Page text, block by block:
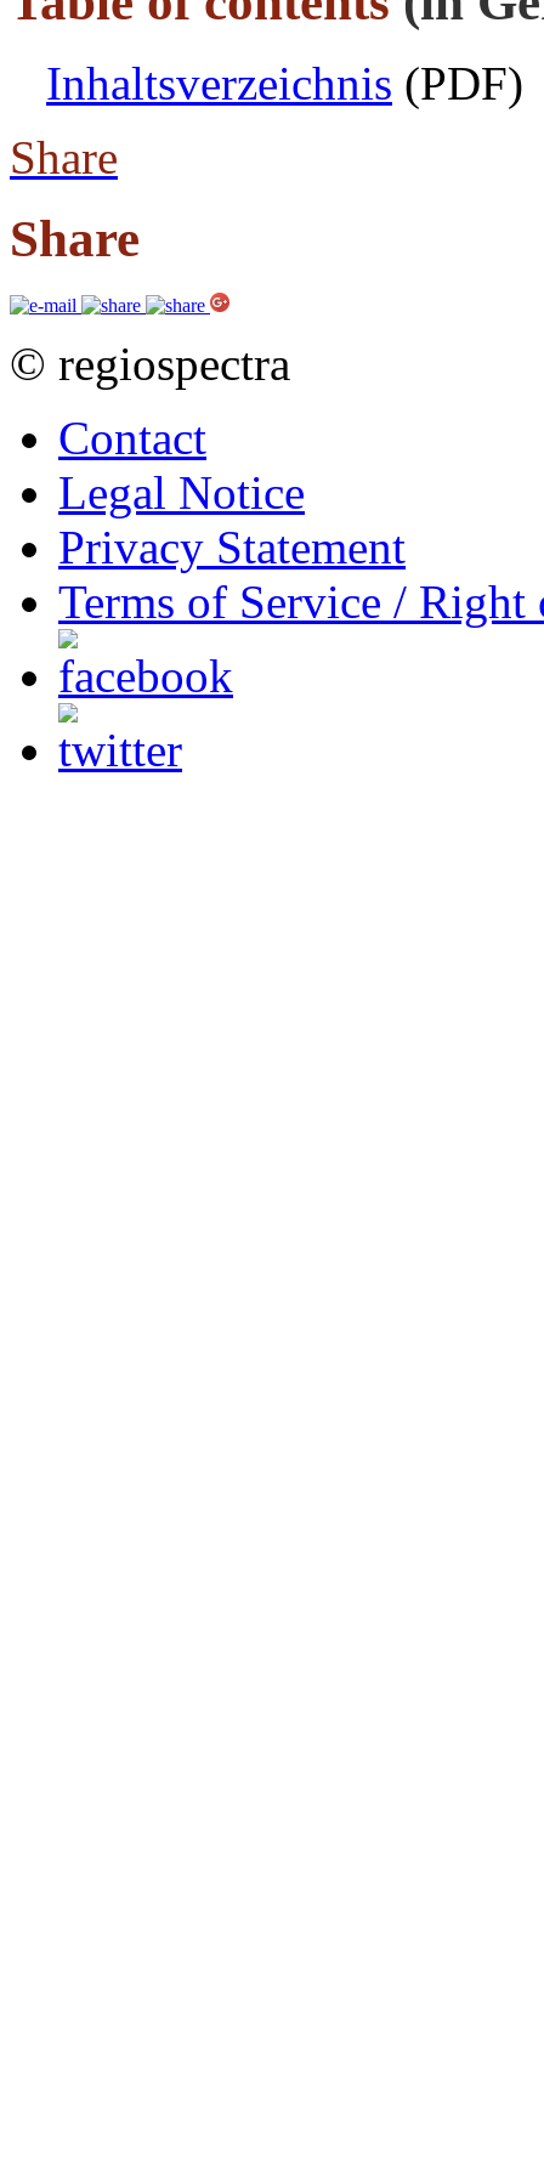
Inhaltsverzeichnis (PDF)
Share
Share
© regiospectra
Contact
Legal Notice
Privacy Statement
Terms of Service / Right